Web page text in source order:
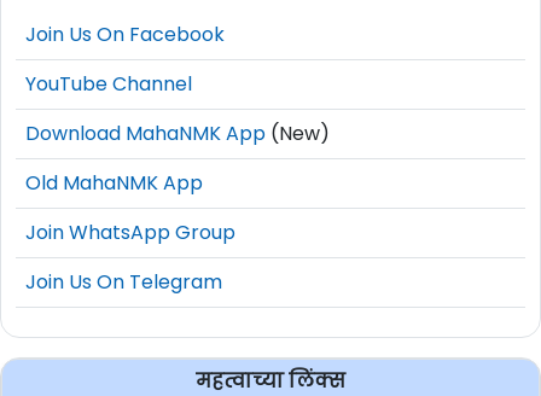
Join Us On Facebook
YouTube Channel
Download MahaNMK App (New)
Old MahaNMK App
Join WhatsApp Group
Join Us On Telegram
महत्वाच्या लिंक्स